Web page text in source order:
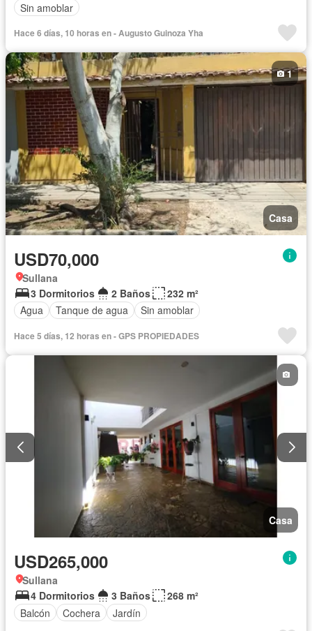
Sin amoblar
Hace 6 días, 10 horas en - Augusto Guinoza Yha
Casa
1
USD70,000
Sullana
3 Dormitorios
2 Baños
232 m²
Agua
Tanque de agua Sin amoblar
Hace 5 días, 12 horas en - GPS PROPIEDADES
Casa
USD265,000
Sullana
4 Dormitorios
3 Baños
268 m²
Balcón
Cochera Jardín